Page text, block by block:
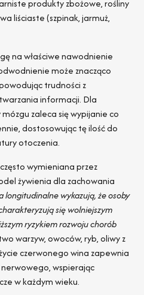
produkty zbożowe, rośliny
liściaste (szpinak, jarmuż,
na właściwe nawodnienie
może znacząco
trudności z
informacji. Dla
zaleca się wypijanie co
dostosowując tę ilość do
otoczenia.
wymieniana przez
żywienia dla zachowania
longitudinalne wykazują, że osoby
się wolniejszym
ryzykiem rozwoju chorób
warzyw, owoców, ryb, oliwy z
czerwonego wina zapewnia
wspierając
w każdym wieku.